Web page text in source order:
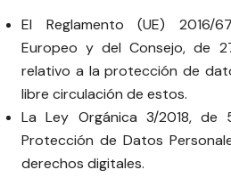
El Reglamento (UE) 2016/
Europeo y del Consejo, de
relativo a la protección de
libre circulación de estos.
La Ley Orgánica 3/2018, de
Protección de Datos
derechos digitales.